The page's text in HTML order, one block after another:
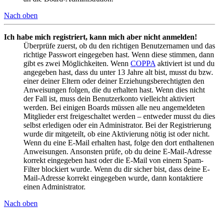
Nach oben
Ich habe mich registriert, kann mich aber nicht anmelden!
Überprüfe zuerst, ob du den richtigen Benutzernamen und das
richtige Passwort eingegeben hast. Wenn diese stimmen, dann
gibt es zwei Möglichkeiten. Wenn COPPA aktiviert ist und du
angegeben hast, dass du unter 13 Jahre alt bist, musst du bzw.
einer deiner Eltern oder deiner Erziehungsberechtigten den
Anweisungen folgen, die du erhalten hast. Wenn dies nicht
der Fall ist, muss dein Benutzerkonto vielleicht aktiviert
werden. Bei einigen Boards müssen alle neu angemeldeten
Mitglieder erst freigeschaltet werden – entweder musst du dies
selbst erledigen oder ein Administrator. Bei der Registrierung
wurde dir mitgeteilt, ob eine Aktivierung nötig ist oder nicht.
Wenn du eine E-Mail erhalten hast, folge den dort enthaltenen
Anweisungen. Ansonsten prüfe, ob du deine E-Mail-Adresse
korrekt eingegeben hast oder die E-Mail von einem Spam-
Filter blockiert wurde. Wenn du dir sicher bist, dass deine E-
Mail-Adresse korrekt eingegeben wurde, dann kontaktiere
einen Administrator.
Nach oben